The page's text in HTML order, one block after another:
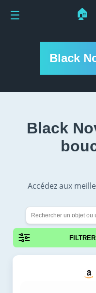
Black
Black
Accédez aux
☰ 🏠